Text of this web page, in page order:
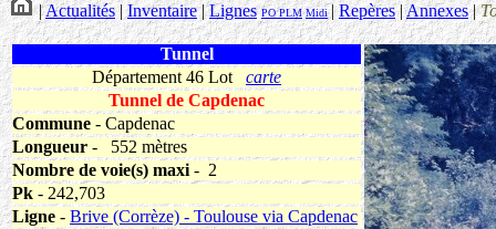
|Actualités| Inventaire|Lignes POPLM Midi |Repères|Annexes|
Tunnel
Département 46 Lot carte
Tunnel de Capdenac
Commune - Capdenac
Longueur -
552 mètres
Nombre de voie(s) maxi - 2
Pk - 242,703
Ligne - Brive (Corrèze) - Toulouse via Capdenac